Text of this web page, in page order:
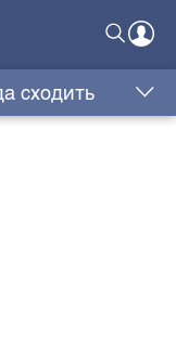
сходить